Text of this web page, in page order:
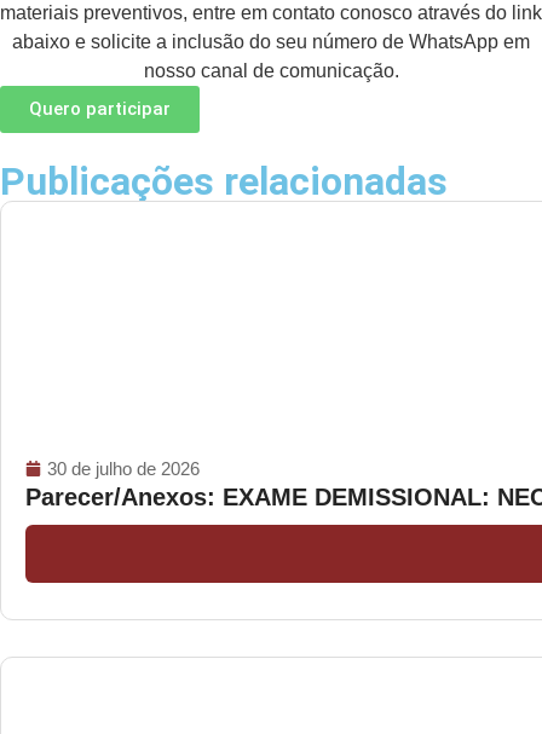
materiais preventivos, entre em contato conosco através do link
abaixo e solicite a inclusão do seu número de WhatsApp em
nosso canal de comunicação.
Quero participar
Publicações relacionadas
30 de julho de 2026
Parecer/Anexos: EXAME DEMISSIONAL: